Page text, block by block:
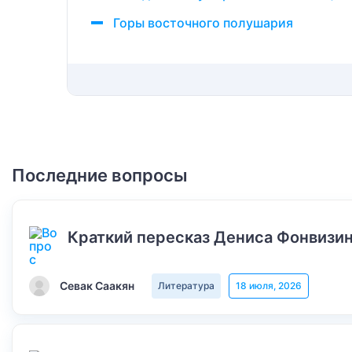
Горы восточного полушария
Последние вопросы
Краткий пересказ Дениса
Севак Саакян Литература 18 июля, 2026